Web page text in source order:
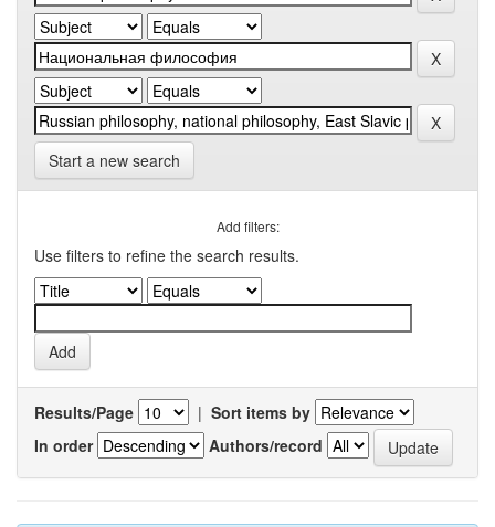
Start a new search
Add filters:
Use filters to refine the search results.
Results/Page | Sort items by
In order
Authors/record